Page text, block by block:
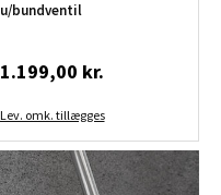
u/bundventil
1.199,00 kr.
Lev. omk. tillægges